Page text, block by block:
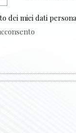
dei miei dati